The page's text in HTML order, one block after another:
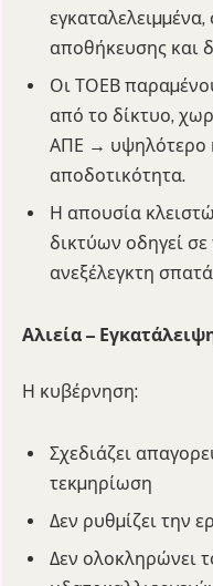
αποθήκευσης και
Οι ΤΟΕΒ
από το δίκτυο,
ΑΠΕ → υψηλότερο
αποδοτικότητα.
Η απουσία
δικτύων οδηγεί
ανεξέλεγκτη
Αλιεία –
Η κυβέρνηση:
Σχεδιάζει
τεκµηρίωση
Δεν ρυθµίζει την
Δεν ολοκληρώνει